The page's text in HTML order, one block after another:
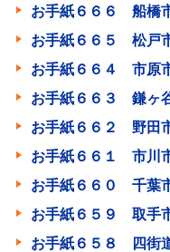
お手紙６６６ 船橋
お手紙６６５ 松戸
お手紙６６４ 市原
お手紙６６３ 鎌ヶ
お手紙６６２ 野田
お手紙６６１ 市川
お手紙６６０ 千葉
お手紙６５９ 取手
お手紙６５８ 四街